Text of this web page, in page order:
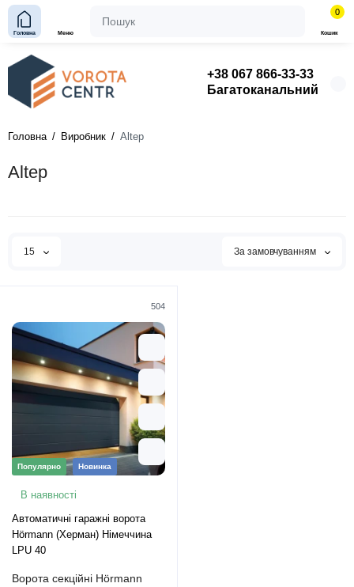
+38 067 866-33-33
Багатоканальний
Головна Меню
0
Кошик
Головна Виробник Altep
Altep
15 За замовчуванням
504
Популярно Новинка
В наявності
Автоматичні гаражні ворота
Hörmann (Херман) Німеччина
LPU 40
Ворота секційні Hörmann